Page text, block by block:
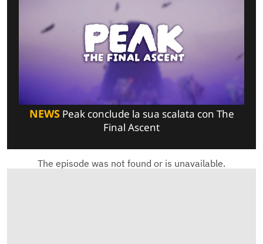
NEWSPeak conclude la sua scalata con The
Final Ascent